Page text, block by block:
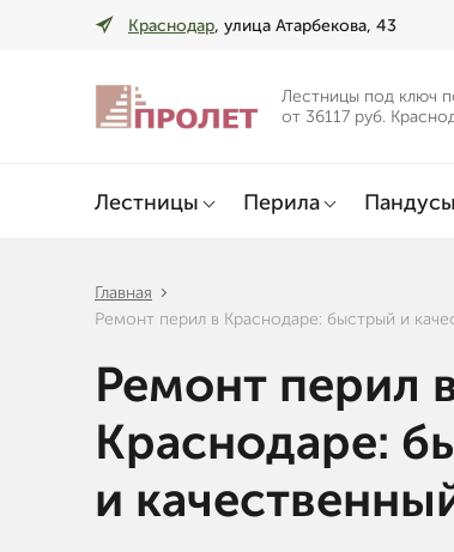
Краснодар, улица Атарбекова, 43
Лестницы под ключ
от 36117 руб.
Лестницы Перила Пандусы
Главная
Ремонт перил в Краснодаре: быстрый и
Ремонт перил
Краснодаре:
и